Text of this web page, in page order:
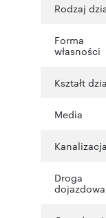
Rodzaj
Forma
własności
Kształt
Media
Kanalizacja
Droga
dojazdowa